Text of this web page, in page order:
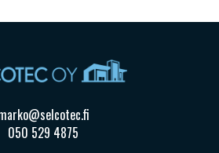
050 529 4875